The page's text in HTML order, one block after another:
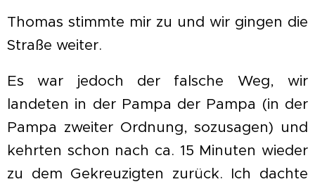
Thomas stimmte mir zu und wir gingen die
Straße weiter.
Es war jedoch der falsche Weg, wir
landeten in der Pampa der Pampa (in der
Pampa zweiter Ordnung, sozusagen) und
kehrten schon nach ca. 15 Minuten wieder
zu dem Gekreuzigten zurück. Ich dachte